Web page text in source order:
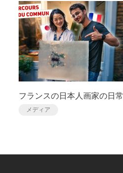
フランスの日本人画家の日常
メディア